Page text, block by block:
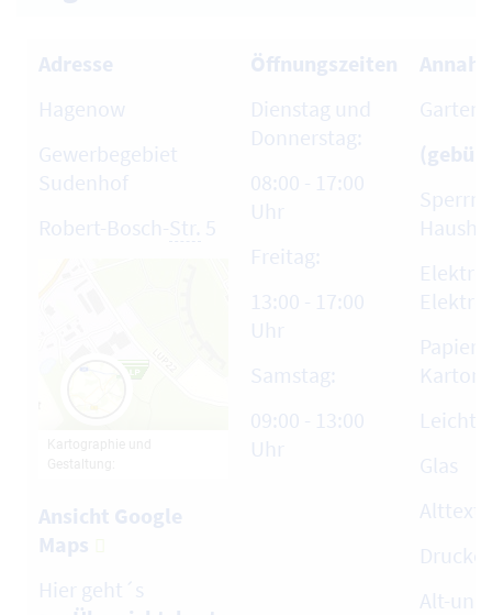
Adresse
Hagenow
Gewerbegebiet
Sudenhof
Robert-Bosch-Str. 5
Ansicht Google
Maps
Hier geht´s
Öffnungszeiten
Dienstag und
Donnerstag:
08:00 - 17:00
Uhr
Freitag:
13:00 - 17:00
Uhr
Samstag:
09:00 - 13:00
Uhr
Papier,
Glas
Alt-